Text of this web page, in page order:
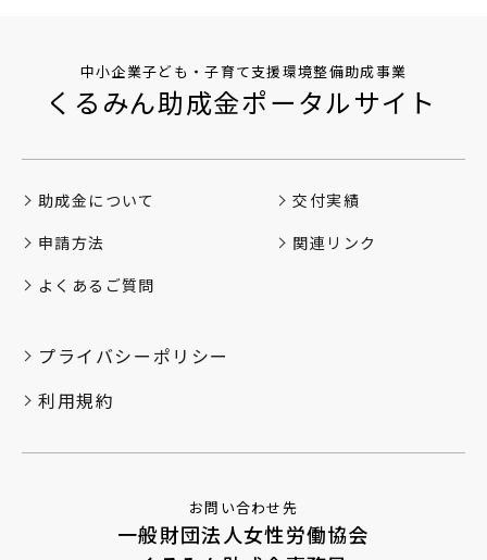
お問い合わせ先
一般財団法人女性労働協会
中小企業子ども・子育て支援環境整備助成事業
くるみん助成金ポータルサイト
助成金について
申請方法
よくあるご質問
交付実績
関連リンク
プライバシーポリシー
利用規約